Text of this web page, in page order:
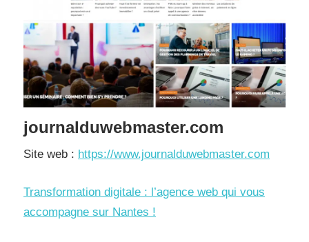
journalduwebmaster.com
Site web : https://www.journalduwebmaster.com
Transformation digitale : l’agence web qui vous
accompagne sur Nantes !